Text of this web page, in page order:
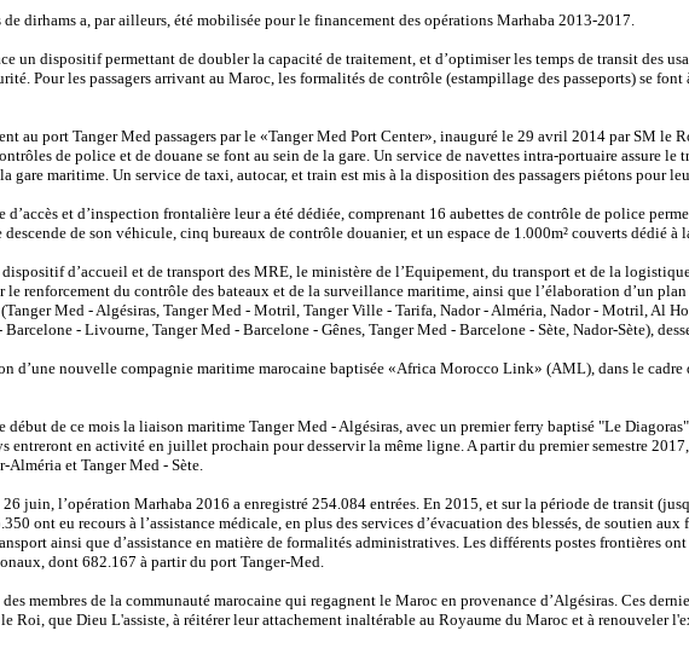
dirhams a, par ailleurs, été mobilisée pour le financement des opérations Marhaba 2013-2017.
un dispositif permettant de doubler la capacité de traitement, et d’optimiser les temps de transit des
Pour les passagers arrivant au Maroc, les formalités de contrôle (estampillage des passeports) se font
au port Tanger Med passagers par le «Tanger Med Port Center», inauguré le 29 avril 2014 par SM le
de police et de douane se font au sein de la gare. Un service de navettes intra-portuaire assure le
gare maritime. Un service de taxi, autocar, et train est mis à la disposition des passagers piétons pour
d’accès et d’inspection frontalière leur a été dédiée, comprenant 16 aubettes de contrôle de police
descende de son véhicule, cinq bureaux de contrôle douanier, et un espace de 1.000m² couverts dédié à
d’accueil et de transport des MRE, le ministère de l’Equipement, du transport et de la
renforcement du contrôle des bateaux et de la surveillance maritime, ainsi que l’élaboration d’un
Med - Algésiras, Tanger Med - Motril, Tanger Ville - Tarifa, Nador - Alméria, Nador - Motril, Al
- Livourne, Tanger Med - Barcelone - Gênes, Tanger Med - Barcelone - Sète, Nador-Sète),
d’une nouvelle compagnie maritime marocaine baptisée «Africa Morocco Link» (AML), dans le cadre
de ce mois la liaison maritime Tanger Med - Algésiras, avec un premier ferry baptisé "Le
entreront en activité en juillet prochain pour desservir la même ligne. A partir du premier semestre
et Tanger Med - Sète.
juin, l’opération Marhaba 2016 a enregistré 254.084 entrées. En 2015, et sur la période de transit
ont eu recours à l’assistance médicale, en plus des services d’évacuation des blessés, de soutien
ainsi que d’assistance en matière de formalités administratives. Les différents postes frontières
dont 682.167 à partir du port Tanger-Med.
membres de la communauté marocaine qui regagnent le Maroc en provenance d’Algésiras. Ces
Roi, que Dieu L'assiste, à réitérer leur attachement inaltérable au Royaume du Maroc et à renouveler